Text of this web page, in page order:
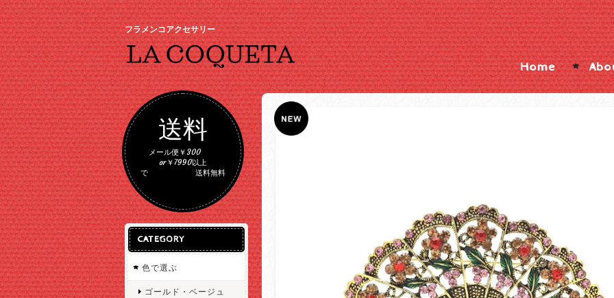
フラメンコアクセサリー
Home
送料
メール便￥300
or￥7990以上
で 送料無料
CATEGORY
色で選ぶ
ゴールド・ベージュ